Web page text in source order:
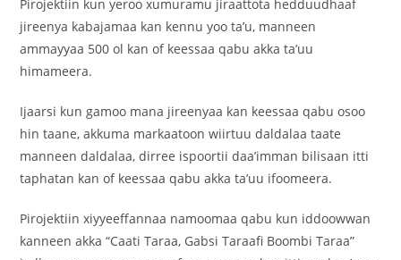
‎Pirojektiin kun yeroo xumuramu jiraattota hedduudhaaf
jireenya kabajamaa kan kennu yoo ta’u, manneen
ammayyaa 500 ol kan of keessaa qabu akka ta’uu
himameera.
‎Ijaarsi kun gamoo mana jireenyaa kan keessaa qabu osoo
hin taane, akkuma markaatoon wiirtuu daldalaa taate
manneen daldalaa, dirree ispoortii daa’imman bilisaan itti
taphatan kan of keessaa qabu akka ta’uu ifoomeera.
‎‎Pirojektiin xiyyeeffannaa namoomaa qabu kun iddoowwan
kanneen akka “Caati Taraa, Gabsi Taraafi Boombi Taraa”